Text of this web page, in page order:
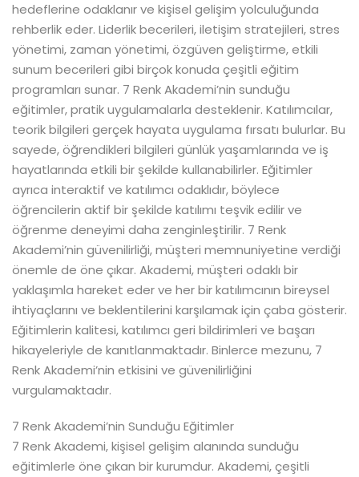
hedeflerine odaklanır ve kişisel gelişim yolculuğunda
rehberlik eder. Liderlik becerileri, iletişim stratejileri, stres
yönetimi, zaman yönetimi, özgüven geliştirme, etkili
sunum becerileri gibi birçok konuda çeşitli eğitim
programları sunar. 7 Renk Akademi’nin sunduğu
eğitimler, pratik uygulamalarla desteklenir. Katılımcılar,
teorik bilgileri gerçek hayata uygulama fırsatı bulurlar. Bu
sayede, öğrendikleri bilgileri günlük yaşamlarında ve iş
hayatlarında etkili bir şekilde kullanabilirler. Eğitimler
ayrıca interaktif ve katılımcı odaklıdır, böylece
öğrencilerin aktif bir şekilde katılımı teşvik edilir ve
öğrenme deneyimi daha zenginleştirilir. 7 Renk
Akademi’nin güvenilirliği, müşteri memnuniyetine verdiği
önemle de öne çıkar. Akademi, müşteri odaklı bir
yaklaşımla hareket eder ve her bir katılımcının bireysel
ihtiyaçlarını ve beklentilerini karşılamak için çaba gösterir.
Eğitimlerin kalitesi, katılımcı geri bildirimleri ve başarı
hikayeleriyle de kanıtlanmaktadır. Binlerce mezunu, 7
Renk Akademi’nin etkisini ve güvenilirliğini
vurgulamaktadır.
7 Renk Akademi’nin Sunduğu Eğitimler
7 Renk Akademi, kişisel gelişim alanında sunduğu
eğitimlerle öne çıkan bir kurumdur. Akademi, çeşitli